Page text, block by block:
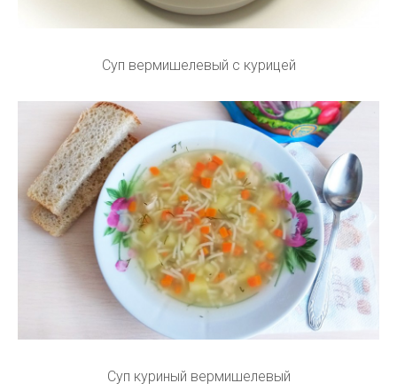
Суп вермишелевый с курицей
Суп куриный вермишелевый